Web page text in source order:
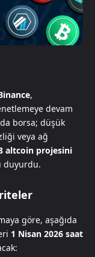
,
devam
borsa; düşük
veya ağ
altcoin projesini
duyurdu.
göre, aşağıda
1 Nisan 2026 saat